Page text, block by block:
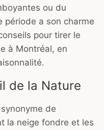
ou du
période a son charme
pour tirer le
à Montréal, en
de la Nature
de
la neige fondre et les